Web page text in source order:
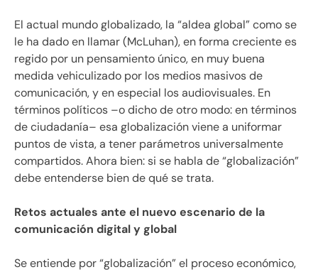
El actual mundo globalizado, la “aldea global” como se
le ha dado en llamar (McLuhan), en forma creciente es
regido por un pensamiento único, en muy buena
medida vehiculizado por los medios masivos de
comunicación, y en especial los audiovisuales. En
términos políticos –o dicho de otro modo: en términos
de ciudadanía– esa globalización viene a uniformar
puntos de vista, a tener parámetros universalmente
compartidos. Ahora bien: si se habla de “globalización”
debe entenderse bien de qué se trata.
Retos actuales ante el nuevo escenario de la
comunicación digital y global
Se entiende por “globalización” el proceso económico,